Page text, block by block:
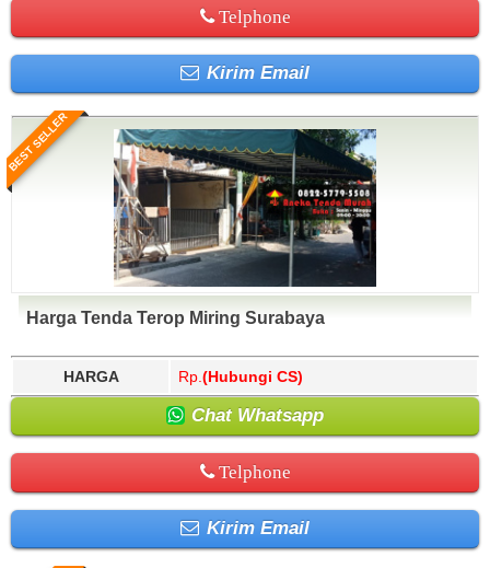
Telphone
Kirim Email
BEST SELLER
Harga Tenda Terop Miring Surabaya
HARGA Rp. (Hubungi CS)
Chat Whatsapp
Telphone
Kirim Email